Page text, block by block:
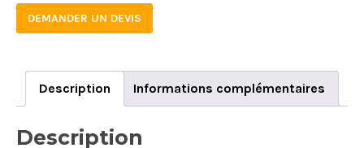
DEMANDER UN DEVIS
Description Informations complémentaires
Description